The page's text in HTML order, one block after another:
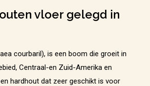
vloer gelegd in
courbaril), is een boom die groeit in
Centraal-en Zuid-Amerika en
hardhout dat zeer geschikt is voor